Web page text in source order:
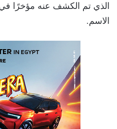
الذي تم الكشف عنه مؤخرًا
الاسم.